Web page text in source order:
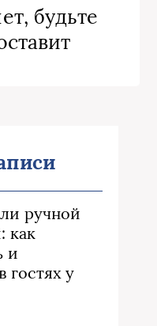
будьте
ручной
как
и
гостях у